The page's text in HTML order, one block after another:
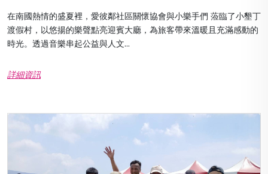
在南國熱情的盛夏裡，愛彼鄰社區關懷協會與小樂手們 蒞臨了小墾丁
渡假村，以悠揚的樂聲點亮迎賓大廳，為旅客帶來溫暖且充滿感動的
時光。透過音樂串起公益與人文...
詳細資訊